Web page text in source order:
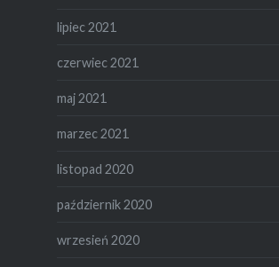
lipiec 2021
czerwiec 2021
maj 2021
marzec 2021
listopad 2020
październik 2020
wrzesień 2020